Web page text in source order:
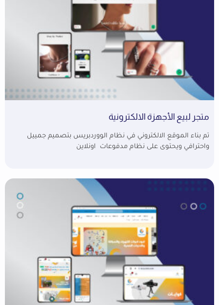
متجر لبيع الأجهزة الالكترونية
تم بناء الموقع الالكتروني في نظام الووردبريس بتصميم جمييل
واحترافي ويحتوى على نظام مدفوعات اونلاين